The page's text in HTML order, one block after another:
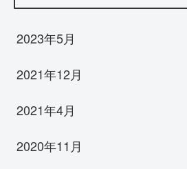
2023年5月
2021年12月
2021年4月
2020年11月